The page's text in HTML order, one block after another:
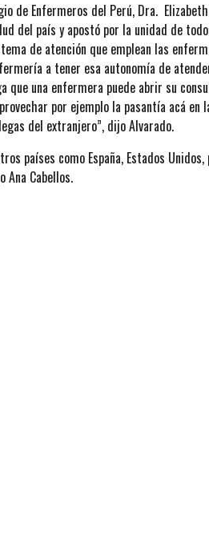
de Enfermeros del Perú, Dra.
del país y apostó por la unidad de
de atención que emplean las
a tener esa autonomía de
que una enfermera puede abrir su
por ejemplo la pasantía acá
del extranjero”, dijo Alvarado.
países como España, Estados
Cabellos.